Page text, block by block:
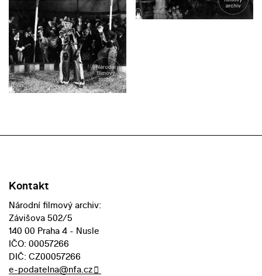
Kontakt
Národní filmový archiv:
Závišova 502/5
140 00 Praha 4 - Nusle
IČO: 00057266
DIČ: CZ00057266
e-podatelna@nfa.cz